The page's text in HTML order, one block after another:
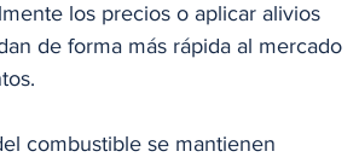
los precios o aplicar alivios
de forma más rápida al mercado
combustible se mantienen